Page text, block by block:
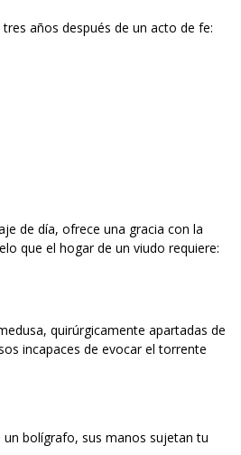
años después de un acto de fe:
de día, ofrece una gracia con la
que el hogar de un viudo requiere:
quirúrgicamente apartadas de
incapaces de evocar el torrente
bolígrafo, sus manos sujetan tu